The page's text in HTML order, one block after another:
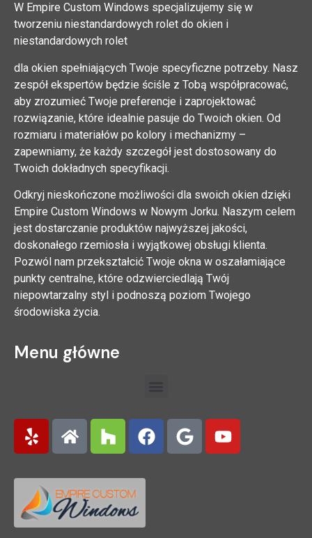
W Empire Custom Windows specjalizujemy się w
tworzeniu niestandardowych rolet do okien i
niestandardowych rolet
dla okien spełniających Twoje specyficzne potrzeby. Nasz
zespół ekspertów będzie ściśle z Tobą współpracować,
aby zrozumieć Twoje preferencje i zaprojektować
rozwiązanie, które idealnie pasuje do Twoich okien. Od
rozmiaru i materiałów po kolory i mechanizmy –
zapewniamy, że każdy szczegół jest dostosowany do
Twoich dokładnych specyfikacji.
Odkryj nieskończone możliwości dla swoich okien dzięki
Empire Custom Windows w Nowym Jorku. Naszym celem
jest dostarczanie produktów najwyższej jakości,
doskonałego rzemiosła i wyjątkowej obsługi klienta.
Pozwól nam przekształcić Twoje okna w oszałamiające
punkty centralne, które odzwierciedlają Twój
niepowtarzalny styl i podnoszą poziom Twojego
środowiska życia.
Menu główne